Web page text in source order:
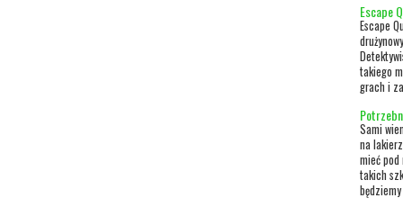
Escape
Escape
takiego
grach i
Sami
na
mieć pod
takich